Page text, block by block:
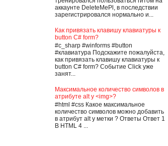
аккаунте DeleteMePl, в последствии
зарегистрировался нормально и...
Как привязать клавишу клавиатуры к
button С# form?
#c_sharp #winforms #button
#клавиатура Подскажите пожалуйста,
как привязать клавишу клавиатуры к
button С# form? Событие Click уже
занят...
Максимальное количество символов в
атрибуте alt у <img>?
#html #css Какое максимальное
количество символов можно добавить
в атрибут alt у метки ? Ответы Ответ 1
В HTML 4 ...